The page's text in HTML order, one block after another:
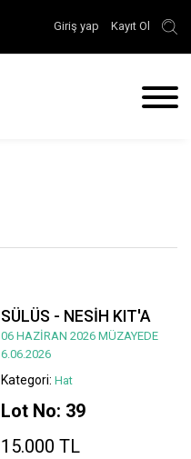
Giriş yap Kayıt Ol
SÜLÜS - NESİH KIT'A
06 HAZİRAN 2026 MÜZAYEDE
6.06.2026
Kategori: Hat
Lot No: 39
15.000 TL